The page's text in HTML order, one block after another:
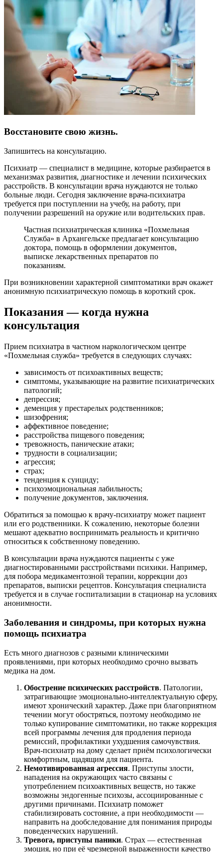
Восстановите свою жизнь.
Запишитесь на консультацию.
Психиатр — специалист в медицине, которые разбирается в
механизмах развития, диагностике и лечении психических
расстройств. В консультации врача нуждаются не только
больные люди. Сегодня заключение врача-психиатра
требуется при поступлении на учебу, на работу, при
получении разрешений на оружие или водительских прав.
Частная психиатрическая клиника «Похмельная
Служба» в Архангельске предлагает консультацию
доктора, помощь в оформлении документов,
выписке лекарственных препаратов по
показаниям.
При возникновении характерной симптоматики врач окажет
анонимную психиатрическую помощь в короткий срок.
Показания — когда нужна
консультация
Прием психиатра в частном наркологическом центре
«Похмельная служба» требуется в следующих случаях:
зависимость от психоактивных веществ;
симптомы, указывающие на развитие психиатрических
патологий;
депрессия;
деменция у престарелых родственников;
шизофрения;
аффективное поведение;
расстройства пищевого поведения;
тревожность, панические атаки;
трудности в социализации;
агрессия;
страх;
тенденция к суициду;
психоэмоциональная лабильность;
получение документов, заключения.
Обратиться за помощью к врачу-психиатру может пациент
или его родственники. К сожалению, некоторые болезни
мешают адекватно воспринимать реальность и критично
относиться к собственному поведению.
В консультации врача нуждаются пациенты с уже
диагностированными расстройствами психики. Например,
для побора медикаментозной терапии, коррекции доз
препаратов, выписки рецептов. Консультация специалиста
требуется и в случае госпитализации в стационар на условиях
анонимности.
Заболевания и синдромы, при которых нужна
помощь психиатра
Есть много диагнозов с разными клиническими
проявлениями, при которых необходимо срочно вызвать
медика на дом.
Обострение психических расстройств. Патологии,
затрагивающие эмоционально-интеллектуальную сферу,
имеют хронический характер. Даже при благоприятном
течении могут обостряться, поэтому необходимо не
только купирование симптоматики, но также коррекция
всей программы лечения для продления периода
ремиссий, профилактики ухудшения самочувствия.
Врач-психиатр на дому сделает приём психологически
комфортным, щадящим для пациента.
Немотивированная агрессия. Приступы злости,
нападения на окружающих часто связаны с
употреблением психоактивных веществ, но также
возможны эндогенные психозы, ассоциированные с
другими причинами. Психиатр поможет
стабилизировать состояние, а при необходимости —
направить на дообследование для понимания природы
поведенческих нарушений.
Тревога, приступы паники. Страх — естественная
эмоция, но при её чрезмерной выраженности качество